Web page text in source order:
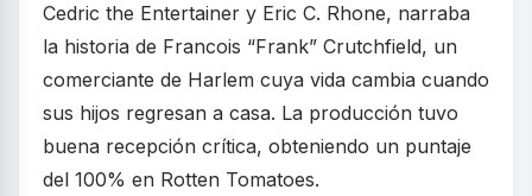
Cedric the Entertainer y Eric C. Rhone, narraba
la historia de Francois “Frank” Crutchfield, un
comerciante de Harlem cuya vida cambia cuando
sus hijos regresan a casa. La producción tuvo
buena recepción crítica, obteniendo un puntaje
del 100% en Rotten Tomatoes.